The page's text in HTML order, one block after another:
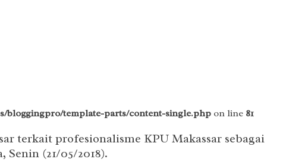
bloggingpro/template-parts/content-single.php on line 81
terkait profesionalisme KPU Makassar sebagai
(21/05/2018).